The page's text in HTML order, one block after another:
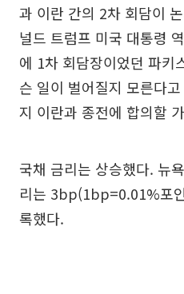
과 이란 간의 2차 회담이
널드 트럼프 미국 대통령
에 1차 회담장이었던 파키
슨 일이 벌어질지 모른다
지 이란과 종전에 합의할
국채 금리는 상승했다. 뉴
리는 3bp(1bp=0.01%포
록했다.